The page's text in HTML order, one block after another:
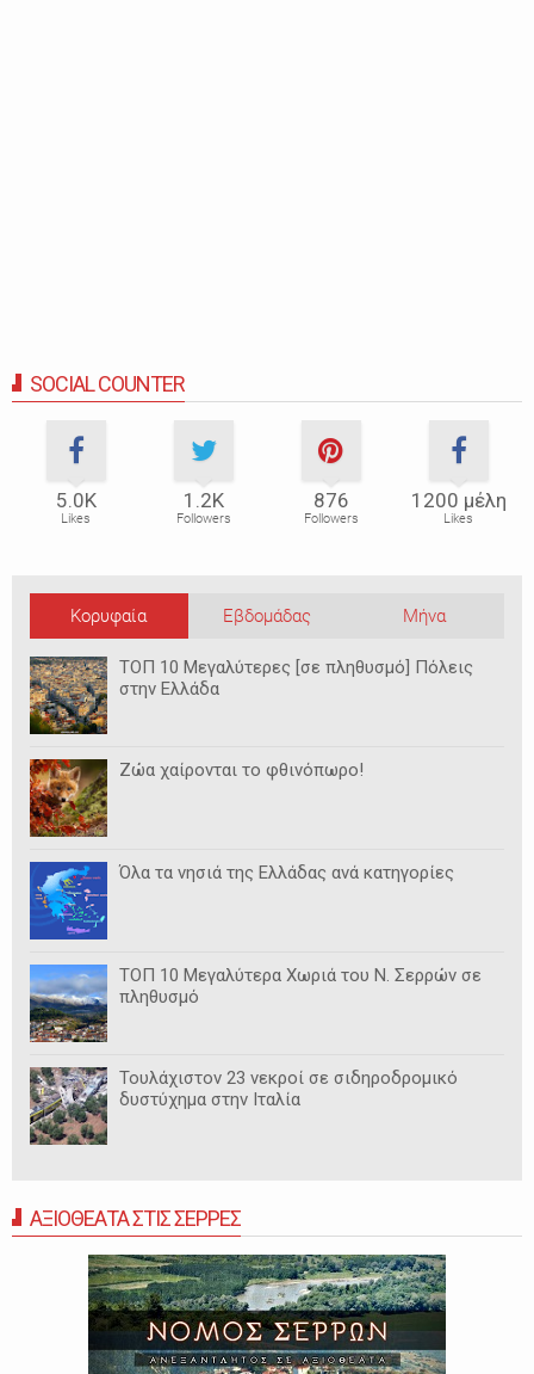
SOCIAL COUNTER
5.0Κ
Likes
1.2Κ
Followers
876
Followers
1200 μέλη
Likes
Κορυφαία Εβδομάδας Μήνα
ΤΟΠ 10 Μεγαλύτερες [σε πληθυσμό] Πόλεις
στην Ελλάδα
Ζώα χαίρονται το φθινόπωρο!
Όλα τα νησιά της Ελλάδας ανά κατηγορίες
ΤΟΠ 10 Μεγαλύτερα Χωριά του Ν. Σερρών σε
πληθυσμό
Τουλάχιστον 23 νεκροί σε σιδηροδρομικό
δυστύχημα στην Ιταλία
ΑΞΙΟΘΕΑΤΑ ΣΤΙΣ ΣΕΡΡΕΣ